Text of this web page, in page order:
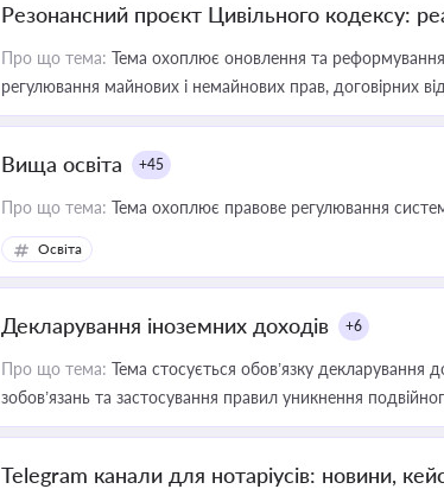
Резонансний проєкт Цивільного кодексу:
Про що тема: Тема охоплює оновлення та
регулювання майнових і немайнових прав, договірних
Вища освіта +45
Про що тема: Тема охоплює правове регулювання системи
Освіта
Декларування іноземних доходів +6
Про що тема: Тема стосується обов’язку декларування
зобов’язань та застосування правил уникнення
Telegram канали для нотаріусів: новини,